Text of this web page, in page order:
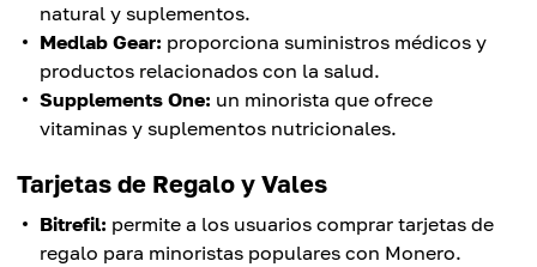
natural y suplementos.
Medlab Gear: proporciona suministros médicos y
productos relacionados con la salud.
Supplements One: un minorista que ofrece
vitaminas y suplementos nutricionales.
Tarjetas de Regalo y Vales
Bitrefil: permite a los usuarios comprar tarjetas de
regalo para minoristas populares con Monero.